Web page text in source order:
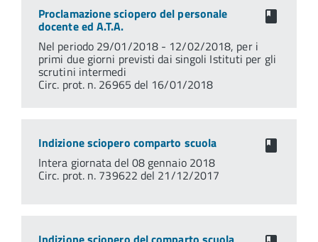
Proclamazione sciopero del personale
docente ed A.T.A.
Nel periodo 29/01/2018 - 12/02/2018, per i
primi due giorni previsti dai singoli Istituti per gli
scrutini intermedi
Circ. prot. n. 26965 del 16/01/2018
Indizione sciopero comparto scuola
Intera giornata del 08 gennaio 2018
Circ. prot. n. 739622 del 21/12/2017